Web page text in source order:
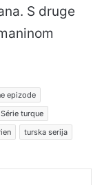
S druge
epizode
Série turque
turska serija